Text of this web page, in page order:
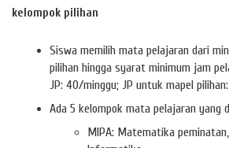
kelompok pilihan
Siswa memilih mata pelajaran dari
pilihan hingga syarat minimum jam
JP: 40/minggu; JP untuk mapel
Ada 5 kelompok mata pelajaran yang
MIPA: Matematika